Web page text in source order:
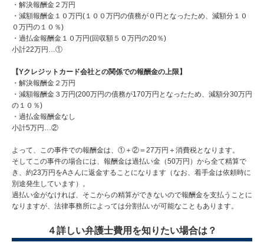
・解決報酬金２万円
・減額報酬金１０万円(１００万円の債務が０円となったため、減額分１０
０万円の１０％)
・過払金報酬金１０万円(回収額５０万円の20％)
小計22万円…①
【Yクレジットカード会社との関係での報酬金の上限】
・解決報酬金２万円
・減額報酬金３万円(200万円の債務が170万円となったため、減額分30万円
の１０％)
・過払金報酬金なし
小計5万円…②
よって、この事件での報酬金は、①＋②＝27万円＋消費税となります。
そしてこの事件の場合には、報酬金は過払い金（50万円）から全て精算で
き、約23万円をAさんに返金することになります（なお、着手金は依頼時に
別途発生しています）。
過払い金がなければ、そこからの精算ができないので報酬金を支払うことに
なりますが、法律事務所によっては分割払いが可能なこともあります。
４詳しい弁護士費用を知りたい場合は？